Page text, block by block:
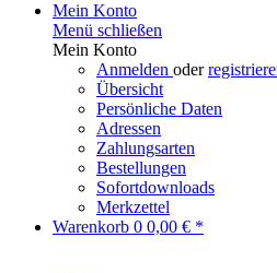
Mein Konto
Menü schließen
Mein Konto
Anmelden oder
Übersicht
Persönliche Daten
Adressen
Zahlungsarten
Bestellungen
Sofortdownloads
Merkzettel
Warenkorb 0 0,00 € *